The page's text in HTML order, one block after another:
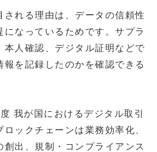
される理由は、データの信頼性
なっているためです。サプラ
本人確認、デジタル証明などで
を記録したのかを確認できる
我が国におけるデジタル取引
ックチェーンは業務効率化、
創出、規制・コンプライアンス